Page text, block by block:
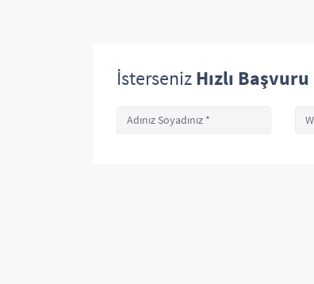
İstersenizHızlı Başvuru